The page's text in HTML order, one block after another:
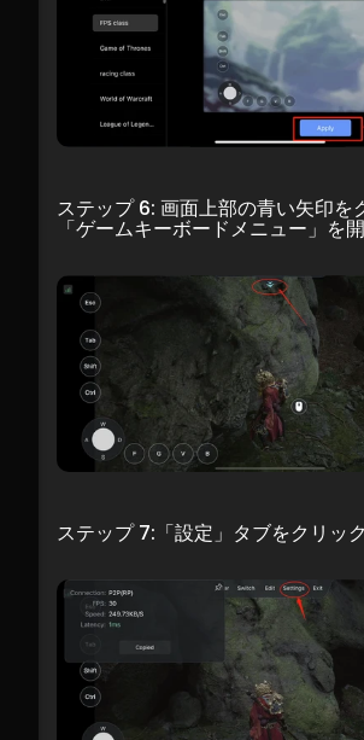
ステップ 6: 画面上部の青い矢印を
「ゲームキーボードメニュー」を開
ステップ 7:「設定」タブをクリック